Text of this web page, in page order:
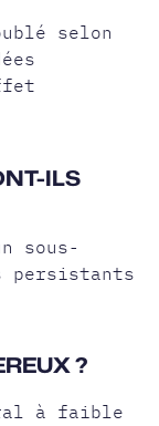
selon
ILS
sous-
persistants
?
à faible